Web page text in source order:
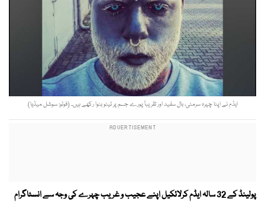
ایڈم نے اپنا چہرہ سرمئی، بال سفید اور تقریباً پورے جسم پر ٹیٹو بنوا رکھے ہیں۔ (فوٹو: سوشل میڈیا)
پولینڈ کے 32 سالہ ایڈم کرلائکیل اپنے عجیب و غریب چہرے کی وجہ سے انسٹاگرام